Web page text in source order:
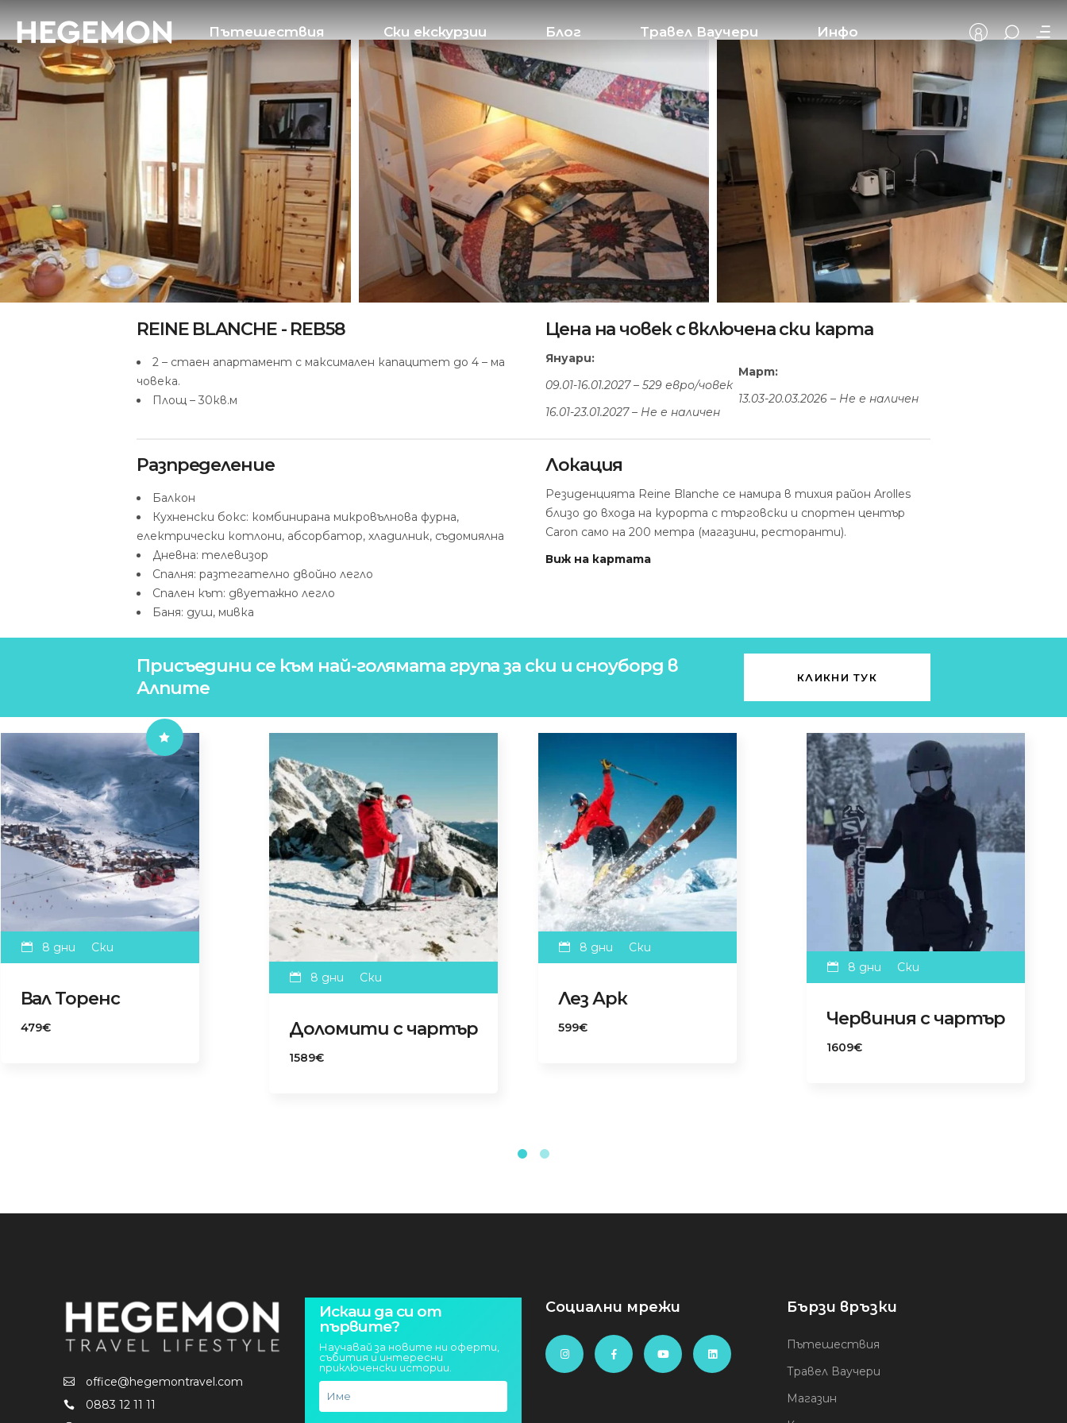
Пътешествия Ски екскурзии Блог Травел Ваучери Инфо
REINE BLANCHE - REB58
2 – стаен апартамент с максимален капацитет до 4 – ма
човека.
Площ – 30кв.м
Цена на човек с включена ски карта
Януари:
09.01-16.01.2027 – 529 евро/човек
16.01-23.01.2027 – Не е наличен
Март:
13.03-20.03.2026 – Не е наличен
Разпределение
Балкон
Кухненски бокс: комбинирана микровълнова фурна,
електрически котлони, абсорбатор, хладилник, съдомиялна
Дневна: телевизор
Спалня: разтегателно двойно легло
Спален кът: двуетажно легло
Баня: душ, мивка
Локация
Резиденцията Reine Blanche се намира в тихия район Arolles
близо до входа на курорта с търговски и спортен център
Caron само на 200 метра (магазини, ресторанти).
Виж на картата
Присъедини се към най-голямата група за ски и сноуборд в
Алпите
КЛИКНИ ТУК
8 дни Ски
Вал Торенс
479€
8 дни Ски
Доломити с чартър
1589€
8 дни Ски
Лез Арк
599€
8 дни Ски
Червиния с чартър
1609€
office@hegemontravel.com
0883 12 11 11
Искаш да си от
първите?
Научавай за новите ни оферти,
събития и интересни
приключенски истории.
Социални мрежи Бързи връзки
Пътешествия
Травел Ваучери
Магазин